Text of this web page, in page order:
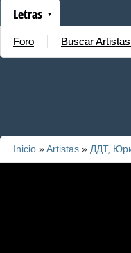
Letras
Foro Buscar
Inicio »Artistas » ДДТ,